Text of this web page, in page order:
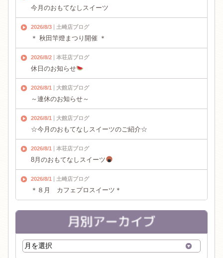
今月のおもてなしスイーツ
2026/8/3 土崎店ブログ
＊ 秋田竿燈まつり開催 ＊
2026/8/2 本荘店ブログ
休日のお知らせ
2026/8/1 大館店ブログ
～連休のお知らせ～
2026/8/1 大館店ブログ
☆今月のおもてなしスイーツのご紹介☆
2026/8/1 本荘店ブログ
8月のおもてなしスイーツ
2026/8/1 土崎店ブログ
＊８月 カフェプロスイーツ＊